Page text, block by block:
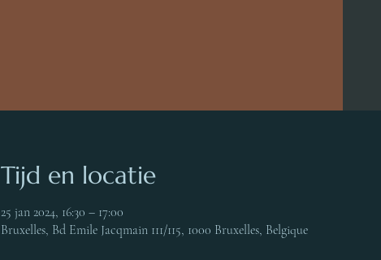
Tijd en locatie
25 jan 2024, 16:30 – 17:00
Bruxelles, Bd Emile Jacqmain 111/115, 1000 Bruxelles, Belgique